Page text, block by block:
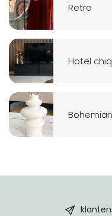
Retro
Hotel
Bohemian